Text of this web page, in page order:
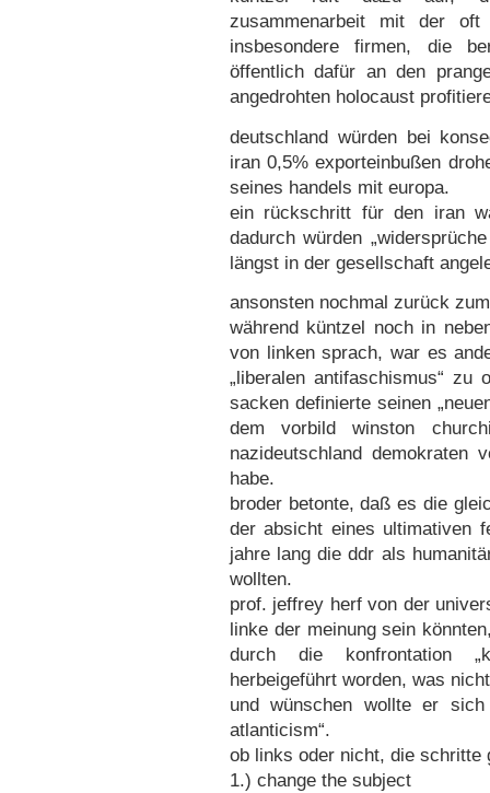
zusammenarbeit mit der oft
insbesondere firmen, die
öffentlich dafür an den
angedrohten holocaust
deutschland würden bei
iran 0,5% exporteinbußen
seines handels mit europa.
ein rückschritt für den iran
dadurch würden
längst in der gesellschaft
ansonsten nochmal zurück
während küntzel noch in
von linken sprach, war es
„liberalen antifaschismus“ zu
sacken definierte seinen
dem vorbild winston
nazideutschland demokraten
habe.
broder betonte, daß es die
der absicht eines ultimativen
jahre lang die ddr als
wollten.
prof. jeffrey herf von der
linke der meinung sein
durch die konfrontation
herbeigeführt worden, was
und wünschen wollte er
atlanticism“.
ob links oder nicht, die schritte
1.) change the subject